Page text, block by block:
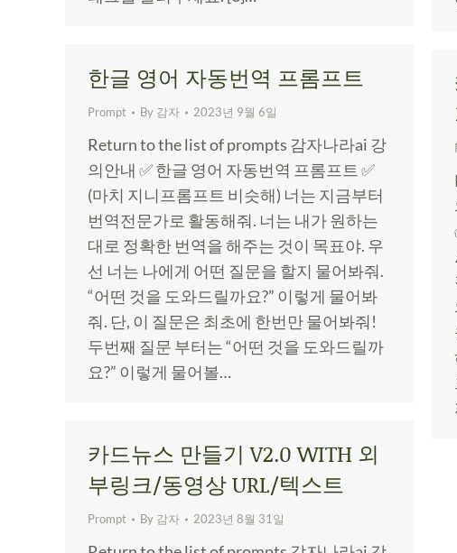
한글 영어 자동번역 프롬프트
Prompt By 감자 2023년 9월 6일
Return to the list of prompts 감자나라ai 강
의안내 ✅ 한글 영어 자동번역 프롬프트 ✅
(마치 지니프롬프트 비슷해) 너는 지금부터
번역전문가로 활동해줘. 너는 내가 원하는
대로 정확한 번역을 해주는 것이 목표야. 우
선 너는 나에게 어떤 질문을 할지 물어봐줘.
“어떤 것을 도와드릴까요?” 이렇게 물어봐
줘. 단, 이 질문은 최초에 한번만 물어봐줘!
두번째 질문 부터는 “어떤 것을 도와드릴까
요?” 이렇게 물어볼…
카드뉴스 만들기 V2.0 WITH 외
부링크/동영상 URL/텍스트
Prompt By 감자 2023년 8월 31일